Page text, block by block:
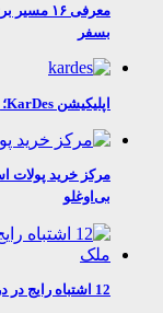
معرفی ۱۶ مسیر
اپلیکیشن KarDes؛ راهنمای رایگان کشف تاریخ و فرهنگ پنهان ترکیه
مرکز خرید پولات
بی‌اوغلو